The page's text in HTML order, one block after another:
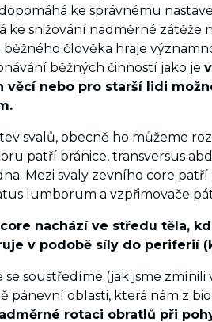
ke správnému
ke snižování nadměrné zátěže
člověka hraje
běžných činností jako je
věcí nebo pro starší lidi
svalů, obecně ho můžeme
patří bránice, transversus
Mezi svaly zevního core patří
lumborum a vzpřimovače
nachází ve středu těla,
v podobě síly do periferií
soustředíme (jak jsme zmínili
pánevní oblasti, která nám z
rotaci obratlů při